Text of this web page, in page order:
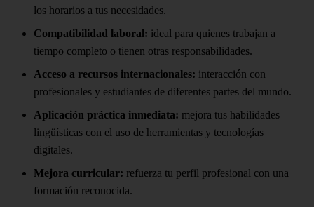
los horarios a tus necesidades.
Compatibilidad laboral: ideal para quienes trabajan a
tiempo completo o tienen otras responsabilidades.
Acceso a recursos internacionales: interacción con
profesionales y estudiantes de diferentes partes del mundo.
Aplicación práctica inmediata: mejora tus habilidades
lingüísticas con el uso de herramientas y tecnologías
digitales.
Mejora curricular: refuerza tu perfil profesional con una
formación reconocida.